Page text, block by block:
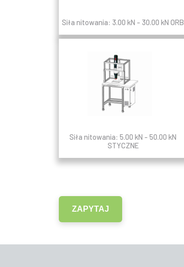
Siła nitowania: 3.00 kN - 30.00 kN ORB
Siła nitowania: 5.00 kN - 50.00 kN
STYCZNE
ZAPYTAJ